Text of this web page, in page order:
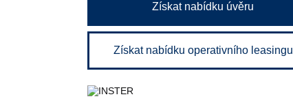
Získat nabídku úvěru
Získat nabídku operativního leasingu